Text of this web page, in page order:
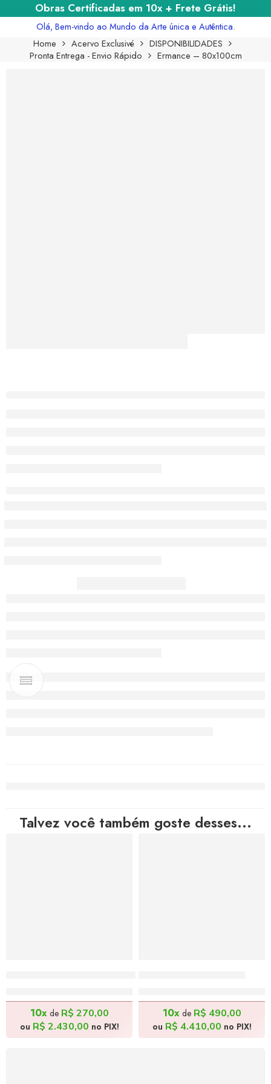
Obras Certificadas em 10x + Frete Grátis!
Olá, Bem-vindo ao Mundo da Arte única e Autêntica.
Home
Acervo Exclusivé
DISPONIBILIDADES
Pronta Entrega - Envio Rápido
Ermance – 80x100cm
Talvez você também goste desses...
10xde R$ 270,00
ou R$ 2.430,00 no PIX!
10xde R$ 490,00
ou R$ 4.410,00 no PIX!